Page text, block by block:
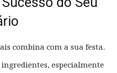
combina com a sua festa.
especialmente